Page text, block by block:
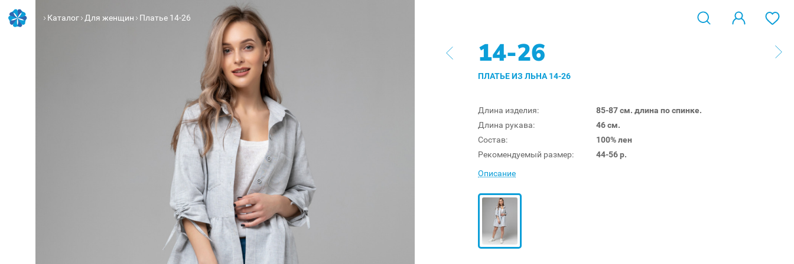
Каталог Для женщин Платье 14-26
14-26
ПЛАТЬЕ ИЗ ЛЬНА 14-26
Длина изделия:
85-87 см. длина по спинке.
Длина рукава:
46 см.
Состав:
100% лен
Рекомендуемый размер:
44-56 р.
Описание